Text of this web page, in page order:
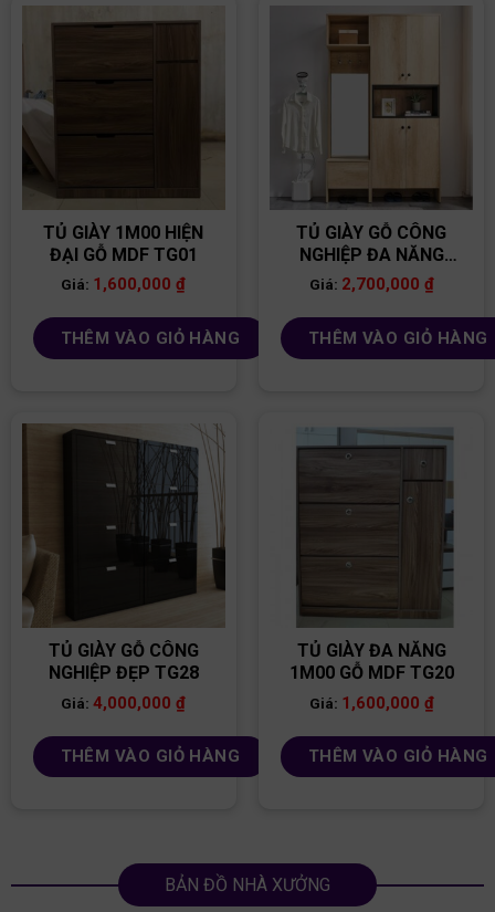
TỦ GIÀY 1M00 HIỆN
ĐẠI GỖ MDF TG01
Giá: 1,600,000₫
THÊM VÀO GIỎ HÀNG
TỦ GIÀY GỖ CÔNG
NGHIỆP ĐA NĂNG
TG23
Giá: 2,700,000 ₫
THÊM VÀO GIỎ HÀNG
TỦ GIÀY GỖ CÔNG
NGHIỆP ĐẸP TG28
Giá:4,000,000₫
THÊM VÀO GIỎ HÀNG
TỦ GIÀY ĐA NĂNG
1M00 GỖ MDF TG20
Giá: 1,600,000 ₫
THÊM VÀO GIỎ HÀNG
BẢN ĐỒ NHÀ XƯỞNG